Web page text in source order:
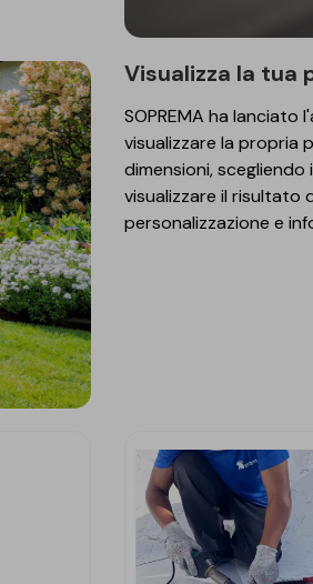
Visualizza la
SOPREMA ha lanciato
visualizzare la propria
dimensioni,
visualizzare il risultato
personalizzazione e